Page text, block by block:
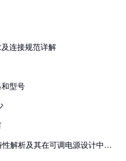
连接规范详解
型号
性解析及其在可调电源设计中的